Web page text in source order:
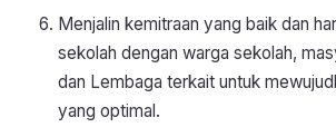
Menjalin kemitraan yang baik dan
sekolah dengan warga sekolah,
dan Lembaga terkait untuk
yang optimal.